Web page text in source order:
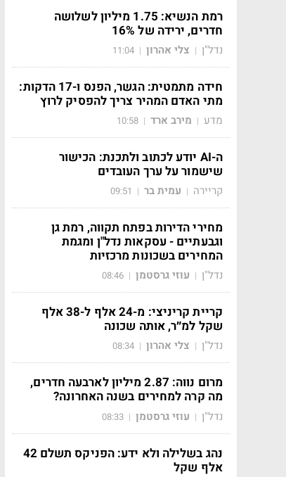
רמת הנשיא: 1.75 מיליון לשלושה
חדרים, ירידה של 16%
נדל"ן | צלי אהרון |
11:04
חידה מתמטית: הגשר, הפנס ו-17 הדקות:
מתי האדם המהיר צריך להפסיק לרוץ
מדע | מירב ארד |
10:58
ה-AI יודע לכתוב ולתכנת: הכישור
שישמור על ערך העובדים
קריירה | עמית בר |
09:51
מחירי הדירות בפתח תקווה, רמת גן
וגבעתיים - עסקאות נדל"ן ומגמת
המחירים בשכונות מרכזיות
נדל"ן | עוזי גרסטמן |
08:46
קריית קריניצי: מ-24 אלף ל-38 אלף
שקל למ״ר, אותה שכונה
נדל"ן | צלי אהרון |
08:34
מרום נווה: 2.87 מיליון לארבעה חדרים,
מה קרה למחירים בשנה האחרונה?
נדל"ן | עוזי גרסטמן |
08:33
נהג בשלילה ולא ידע: הפניקס תשלם 42
אלף שקל